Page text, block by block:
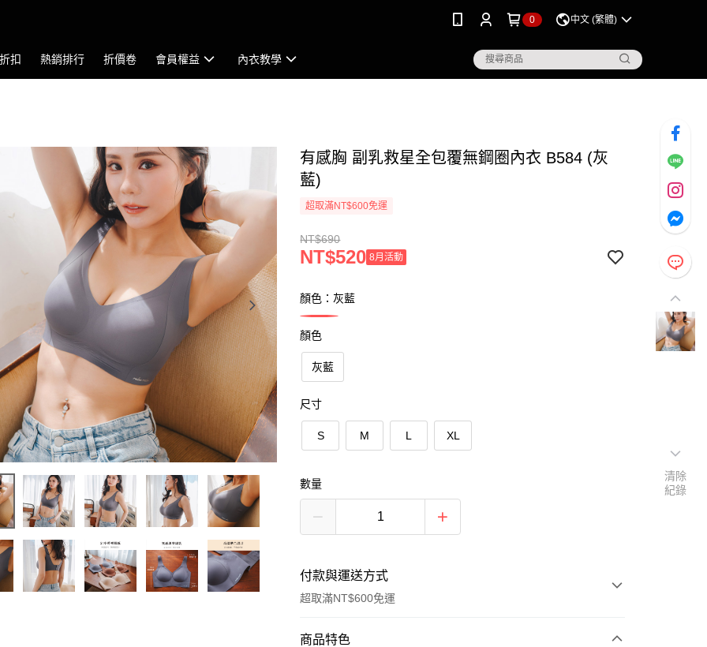
0 中文 (繁體)
扣 熱銷排行 折價卷 會員權益 內衣教學
有感胸 副乳救星全包覆無鋼圈內衣 B584 (灰
藍)
超取滿NT$600免運
NT$690
NT$520 8月活動
顏色：灰藍
顏色
灰藍
尺寸
S M L XL
數量
付款與運送方式
超取滿NT$600免運
付款方式
商品特色
清除
紀錄